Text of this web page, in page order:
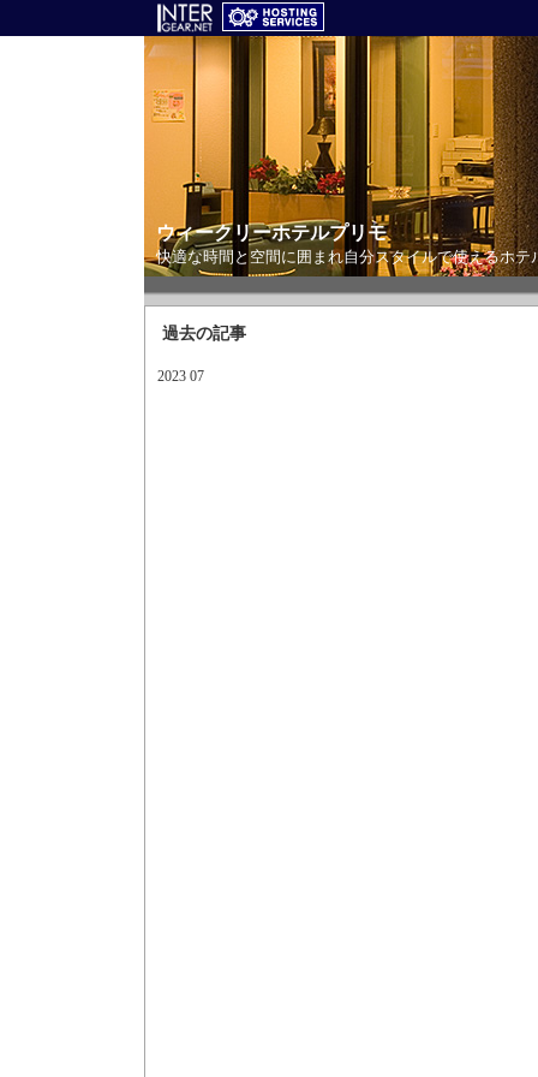
ウィークリーホテルプリモ
快適な時間と空間に囲まれ自分スタイルで使えるホテ
過去の記事
2023 07